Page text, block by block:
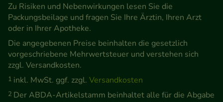
Zu Risiken und Nebenwirkungen lesen Sie die
Packungsbeilage und fragen Sie Ihre Ärztin, Ihren Arzt
oder in Ihrer Apotheke.
Die angegebenen Preise beinhalten die gesetzlich
vorgeschriebene Mehrwertsteuer und verstehen sich
zzgl. Versandkosten.
1 inkl. MwSt. ggf. zzgl. Versandkosten
2 Der ABDA-Artikelstamm beinhaltet alle für die Abgabe